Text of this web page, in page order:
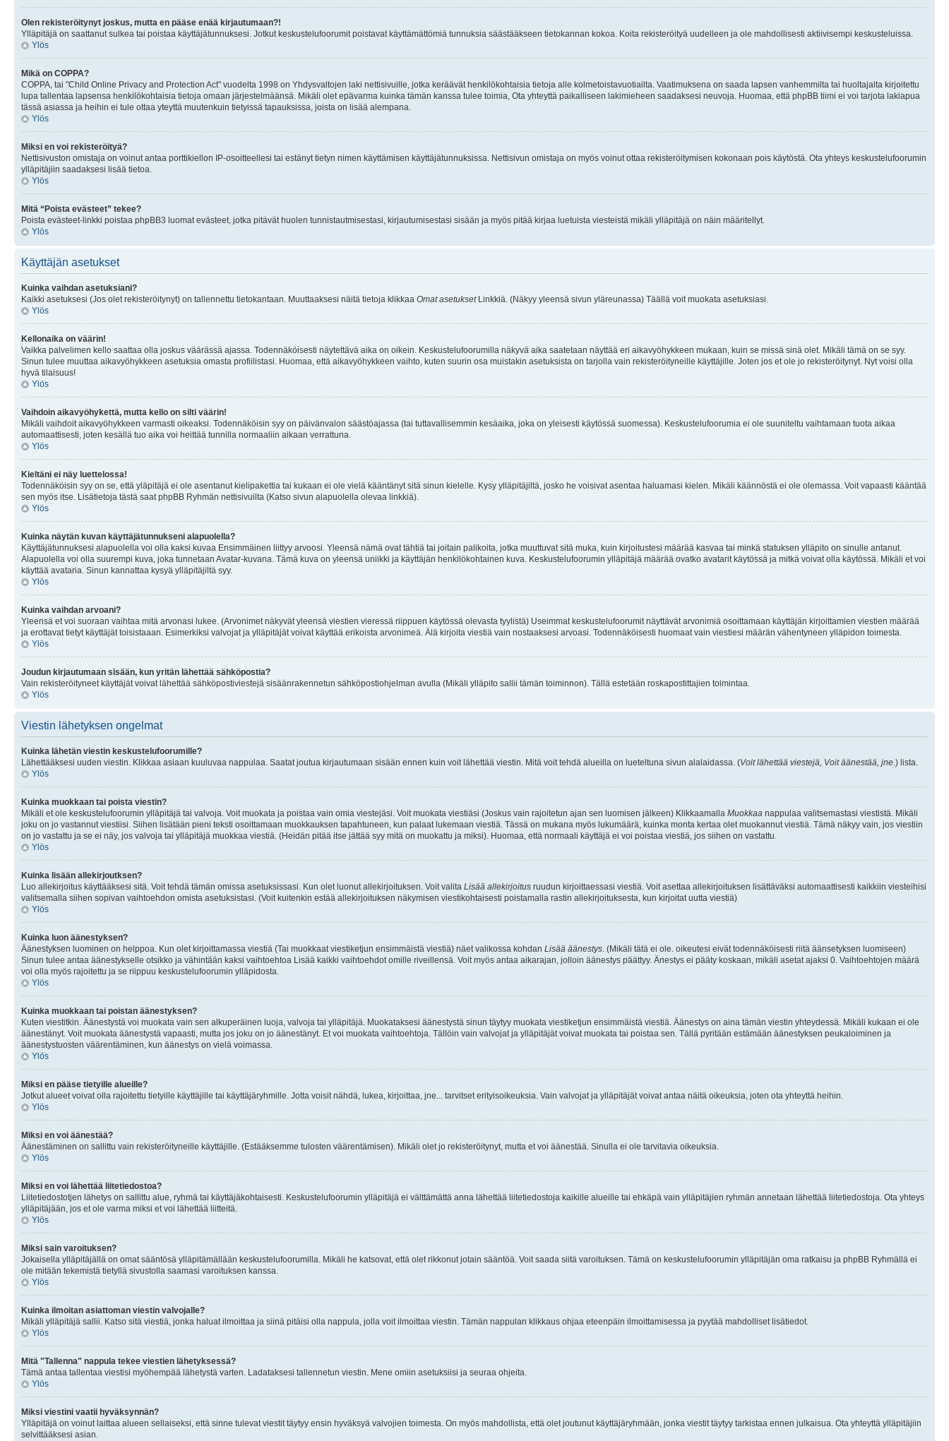
Olen rekisteröitynyt joskus, mutta en pääse enää kirjautumaan?!
Ylläpitäjä on saattanut sulkea tai poistaa käyttäjätunnuksesi. Jotkut keskustelufoorumit poistavat käyttämättömiä tunnuksia säästääkseen tietokannan kokoa. Koita rekisteröityä uudelleen ja ole mahdollisesti aktiivisempi keskusteluissa.
Ylös
Mikä on COPPA?
COPPA, tai "Child Online Privacy and Protection Act" vuodelta 1998 on Yhdysvaltojen laki nettisivuille, jotka keräävät henkilökohtaisia tietoja alle kolmetoistavuotiailta. Vaatimuksena on saada lapsen vanhemmilta tai huoltajalta kirjoitettu
lupa tallentaa lapsensa henkilökohtaisia tietoja omaan järjestelmäänsä. Mikäli olet epävarma kuinka tämän kanssa tulee toimia, Ota yhteyttä paikalliseen lakimieheen saadaksesi neuvoja. Huomaa, että phpBB tiimi ei voi tarjota lakiapua
tässä asiassa ja heihin ei tule ottaa yteyttä muutenkuin tietyissä tapauksissa, joista on lisää alempana.
Ylös
Miksi en voi rekisteröityä?
Nettisivuston omistaja on voinut antaa porttikiellon IP-osoitteellesi tai estänyt tietyn nimen käyttämisen käyttäjätunnuksissa. Nettisivun omistaja on myös voinut ottaa rekisteröitymisen kokonaan pois käytöstä. Ota yhteys keskustelufoorumin
ylläpitäjiin saadaksesi lisää tietoa.
Ylös
Mitä “Poista evästeet” tekee?
Poista evästeet-linkki poistaa phpBB3 luomat evästeet, jotka pitävät huolen tunnistautmisestasi, kirjautumisestasi sisään ja myös pitää kirjaa luetuista viesteistä mikäli ylläpitäjä on näin määritellyt.
Ylös
Käyttäjän asetukset
Kuinka vaihdan asetuksiani?
Kaikki asetuksesi (Jos olet rekisteröitynyt) on tallennettu tietokantaan. Muuttaaksesi näitä tietoja klikkaa Omat asetuksetLinkkiä. (Näkyy yleensä sivun yläreunassa) Täällä voit muokata asetuksiasi.
Ylös
Kellonaika on väärin!
Vaikka palvelimen kello saattaa olla joskus väärässä ajassa. Todennäköisesti näytettävä aika on oikein. Keskustelufoorumilla näkyvä aika saatetaan näyttää eri aikavyöhykkeen mukaan, kuin se missä sinä olet. Mikäli tämä on se syy.
Sinun tulee muuttaa aikavyöhykkeen asetuksia omasta profiilistasi. Huomaa, että aikavyöhykkeen vaihto, kuten suurin osa muistakin asetuksista on tarjolla vain rekisteröityneille käyttäjille. Joten jos et ole jo rekisteröitynyt. Nyt voisi olla
hyvä tilaisuus!
Ylös
Vaihdoin aikavyöhykettä, mutta kello on silti väärin!
Mikäli vaihdoit aikavyöhykkeen varmasti oikeaksi. Todennäköisin syy on päivänvalon säästöajassa (tai tuttavallisemmin kesäaika, joka on yleisesti käytössä suomessa). Keskustelufoorumia ei ole suuniteltu vaihtamaan tuota aikaa
automaattisesti, joten kesällä tuo aika voi heittää tunnilla normaaliin aikaan verrattuna.
Ylös
Kieltäni ei näy luettelossa!
Todennäköisin syy on se, että yläpitäjä ei ole asentanut kielipakettia tai kukaan ei ole vielä kääntänyt sitä sinun kielelle. Kysy ylläpitäjiltä, josko he voisivat asentaa haluamasi kielen. Mikäli käännöstä ei ole olemassa. Voit vapaasti kääntää
sen myös itse. Lisätietoja tästä saat phpBB Ryhmän nettisivuilta (Katso sivun alapuolella olevaa linkkiä).
Ylös
Kuinka näytän kuvan käyttäjätunnukseni alapuolella?
Käyttäjätunnuksesi alapuolella voi olla kaksi kuvaa Ensimmäinen liittyy arvoosi. Yleensä nämä ovat tähtiä tai joitain palikoita, jotka muuttuvat sitä muka, kuin kirjoitustesi määrää kasvaa tai minkä statuksen ylläpito on sinulle antanut.
Alapuolella voi olla suurempi kuva, joka tunnetaan Avatar-kuvana. Tämä kuva on yleensä uniikki ja käyttäjän henkilökohtainen kuva. Keskustelufoorumin ylläpitäjä määrää ovatko avatarit käytössä ja mitkä voivat olla käytössä. Mikäli et voi
käyttää avataria. Sinun kannattaa kysyä ylläpitäjiltä syy.
Ylös
Kuinka vaihdan arvoani?
Yleensä et voi suoraan vaihtaa mitä arvonasi lukee. (Arvonimet näkyvät yleensä viestien vieressä riippuen käytössä olevasta tyylistä) Useimmat keskustelufoorumit näyttävät arvonimiä osoittamaan käyttäjän kirjoittamien viestien määrää
ja erottavat tietyt käyttäjät toisistaaan. Esimerkiksi valvojat ja ylläpitäjät voivat käyttää erikoista arvonimeä. Älä kirjoita viestiä vain nostaaksesi arvoasi. Todennäköisesti huomaat vain viestiesi määrän vähentyneen ylläpidon toimesta.
Ylös
Joudun kirjautumaan sisään, kun yritän lähettää sähköpostia?
Vain rekisteröityneet käyttäjät voivat lähettää sähköpostiviestejä sisäänrakennetun sähköpostiohjelman avulla (Mikäli ylläpito sallii tämän toiminnon). Tällä estetään roskapostittajien toimintaa.
Ylös
Viestin lähetyksen ongelmat
Kuinka lähetän viestin keskustelufoorumille?
Lähettääksesi uuden viestin. Klikkaa asiaan kuuluvaa nappulaa. Saatat joutua kirjautumaan sisään ennen kuin voit lähettää viestin. Mitä voit tehdä alueilla on lueteltuna sivun alalaidassa. (Voit lähettää viestejä, Voit äänestää, jne. ) lista.
Ylös
Kuinka muokkaan tai poista viestin?
Mikäli et ole keskustelufoorumin ylläpitäjä tai valvoja. Voit muokata ja poistaa vain omia viestejäsi. Voit muokata viestiäsi (Joskus vain rajoitetun ajan sen luomisen jälkeen) Klikkaamalla Muokkaa nappulaa valitsemastasi viestistä. Mikäli
joku on jo vastannut viestiisi. Siihen lisätään pieni teksti osoittamaan muokkauksen tapahtuneen, kun palaat lukemaan viestiä. Tässä on mukana myös lukumäärä, kuinka monta kertaa olet muokannut viestiä. Tämä näkyy vain, jos viestiin
on jo vastattu ja se ei näy, jos valvoja tai ylläpitäjä muokkaa viestiä. (Heidän pitää itse jättää syy mitä on muokattu ja miksi). Huomaa, että normaali käyttäjä ei voi poistaa viestiä, jos siihen on vastattu.
Ylös
Kuinka lisään allekirjoutksen?
Luo allekirjoitus käyttääksesi sitä. Voit tehdä tämän omissa asetuksissasi. Kun olet luonut allekirjoituksen. Voit valita Lisää allekirjoitus ruudun kirjoittaessasi viestiä. Voit asettaa allekirjoituksen lisättäväksi automaattisesti kaikkiin viesteihisi
valitsemalla siihen sopivan vaihtoehdon omista asetuksistasi. (Voit kuitenkin estää allekirjoituksen näkymisen viestikohtaisesti poistamalla rastin allekirjoituksesta, kun kirjoitat uutta viestiä)
Ylös
Kuinka luon äänestyksen?
Äänestyksen luominen on helppoa. Kun olet kirjoittamassa viestiä (Tai muokkaat viestiketjun ensimmäistä viestiä) näet valikossa kohdan Lisää äänestys . (Mikäli tätä ei ole. oikeutesi eivät todennäköisesti riitä äänsetyksen luomiseen)
Sinun tulee antaa äänestykselle otsikko ja vähintään kaksi vaihtoehtoa Lisää kaikki vaihtoehdot omille riveillensä. Voit myös antaa aikarajan, jolloin äänestys päättyy. Änestys ei pääty koskaan, mikäli asetat ajaksi 0. Vaihtoehtojen määrä
voi olla myös rajoitettu ja se riippuu keskustelufoorumin ylläpidosta.
Ylös
Kuinka muokkaan tai poistan äänestyksen?
Kuten viestitkin. Äänestystä voi muokata vain sen alkuperäinen luoja, valvoja tai ylläpitäjä. Muokataksesi äänestystä sinun täytyy muokata viestiketjun ensimmäistä viestiä. Äänestys on aina tämän viestin yhteydessä. Mikäli kukaan ei ole
äänestänyt. Voit muokata äänestystä vapaasti, mutta jos joku on jo äänestänyt. Et voi muokata vaihtoehtoja. Tällöin vain valvojat ja ylläpitäjät voivat muokata tai poistaa sen. Tällä pyritään estämään äänestyksen peukaloiminen ja
äänestystuosten väärentäminen, kun äänestys on vielä voimassa.
Ylös
Miksi en pääse tietyille alueille?
Jotkut alueet voivat olla rajoitettu tietyille käyttäjille tai käyttäjäryhmille. Jotta voisit nähdä, lukea, kirjoittaa, jne... tarvitset erityisoikeuksia. Vain valvojat ja ylläpitäjät voivat antaa näitä oikeuksia, joten ota yhteyttä heihin.
Ylös
Miksi en voi äänestää?
Äänestäminen on sallittu vain rekisteröityneille käyttäjille. (Estääksemme tulosten väärentämisen). Mikäli olet jo rekisteröitynyt, mutta et voi äänestää. Sinulla ei ole tarvitavia oikeuksia.
Ylös
Miksi en voi lähettää liitetiedostoa?
Liitetiedostotjen lähetys on sallittu alue, ryhmä tai käyttäjäkohtaisesti. Keskustelufoorumin ylläpitäjä ei välttämättä anna lähettää liitetiedostoja kaikille alueille tai ehkäpä vain ylläpitäjien ryhmän annetaan lähettää liitetiedostoja. Ota yhteys
ylläpitäjään, jos et ole varma miksi et voi lähettää liitteitä.
Ylös
Miksi sain varoituksen?
Jokaisella ylläpitäjällä on omat sääntösä ylläpitämällään keskustelufoorumilla. Mikäli he katsovat, että olet rikkonut jotain sääntöä. Voit saada siitä varoituksen. Tämä on keskustelufoorumin ylläpitäjän oma ratkaisu ja phpBB Ryhmällä ei
ole mitään tekemistä tietyllä sivustolla saamasi varoituksen kanssa.
Ylös
Kuinka ilmoitan asiattoman viestin valvojalle?
Mikäli ylläpitäjä sallii. Katso sitä viestiä, jonka haluat ilmoittaa ja siinä pitäisi olla nappula, jolla voit ilmoittaa viestin. Tämän nappulan klikkaus ohjaa eteenpäin ilmoittamisessa ja pyytää mahdolliset lisätiedot.
Ylös
Mitä "Tallenna" nappula tekee viestien lähetyksessä?
Tämä antaa tallentaa viestisi myöhempää lähetystä varten. Ladataksesi tallennetun viestin. Mene omiin asetuksiisi ja seuraa ohjeita.
Ylös
Miksi viestini vaatii hyväksynnän?
Ylläpitäjä on voinut laittaa alueen sellaiseksi, että sinne tulevat viestit täytyy ensin hyväksyä valvojien toimesta. On myös mahdollista, että olet joutunut käyttäjäryhmään, jonka viestit täytyy tarkistaa ennen julkaisua. Ota yhteyttä ylläpitäjiin
selvittääksesi asian.